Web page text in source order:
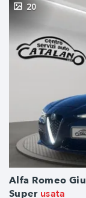
Alfa Romeo
Super usata
20